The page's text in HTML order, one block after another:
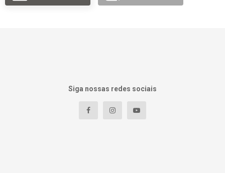
Siga nossas redes sociais